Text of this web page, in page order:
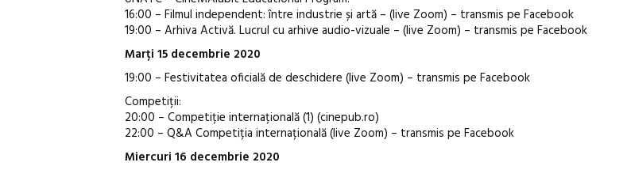
16:00 – Filmul independent: între industrie și artă – (live Zoom) – transmis pe Facebook
19:00 – Arhiva Activă. Lucrul cu arhive audio-vizuale – (live Zoom) – transmis pe Facebook
Marți 15 decembrie 2020
19:00 – Festivitatea oficială de deschidere (live Zoom) – transmis pe Facebook
Competiții:
20:00 – Competiție internațională (1) (cinepub.ro)
22:00 – Q&A Competiția internațională (live Zoom) – transmis pe Facebook
Miercuri 16 decembrie 2020